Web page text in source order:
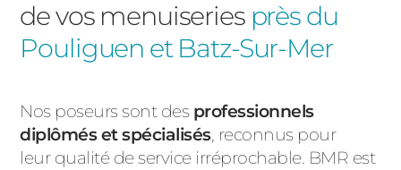
de vos menuiseries près du
Pouliguen et Batz-Sur-Mer
Nos poseurs sont des professionnels
diplômés et spécialisés, reconnus pour
leur qualité de service irréprochable. BMR est